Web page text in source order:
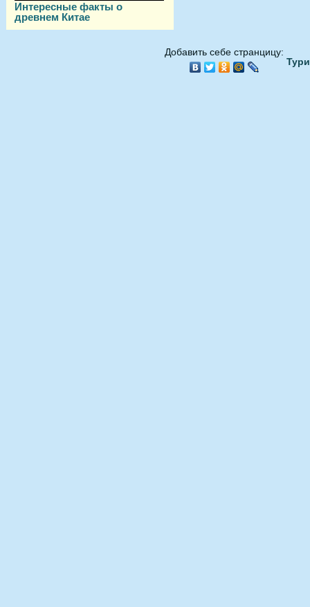
Интересные факты о
древнем Китае
Добавить себе странцицу: